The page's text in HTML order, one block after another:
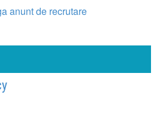
anunt de recrutare